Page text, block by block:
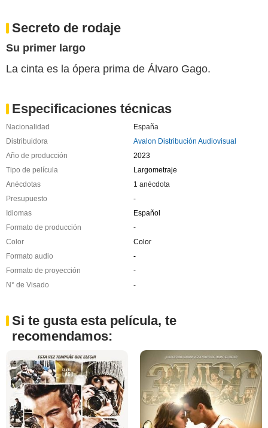
Secreto de rodaje
Su primer largo
La cinta es la ópera prima de Álvaro Gago.
Especificaciones técnicas
Nacionalidad
España
Distribuidora
Avalon Distribución Audiovisual
Año de producción
2023
Tipo de película
Largometraje
Anécdotas
1 anécdota
Presupuesto
-
Idiomas
Español
Formato de producción
-
Color
Color
Formato audio
-
Formato de proyección
-
N° de Visado
-
Si te gusta esta película, te
recomendamos: